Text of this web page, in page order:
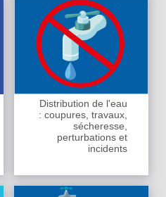
Distribution de l'eau
: coupures, travaux,
sécheresse,
perturbations et
incidents